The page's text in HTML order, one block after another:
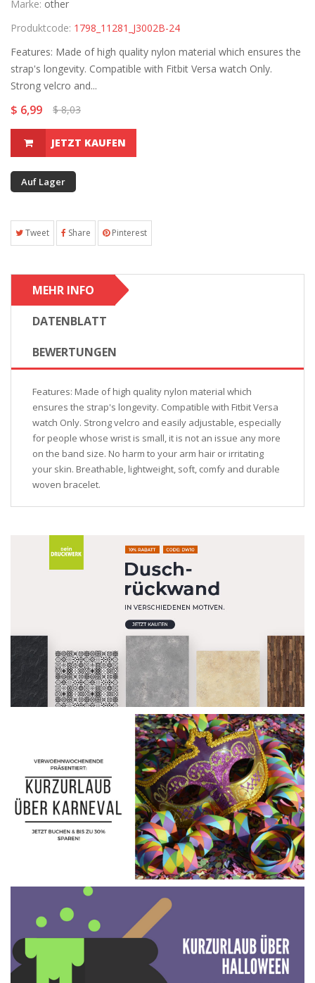
Marke: other
Produktcode: 1798_11281_J3002B-24
Features: Made of high quality nylon material which ensures the
strap's longevity. Compatible with Fitbit Versa watch Only.
Strong velcro and...
$ 6,99 $ 8,03
JETZT KAUFEN
Auf Lager
Tweet Share Pinterest
MEHR INFO
DATENBLATT
BEWERTUNGEN
Features: Made of high quality nylon material which
ensures the strap's longevity. Compatible with Fitbit Versa
watch Only. Strong velcro and easily adjustable, especially
for people whose wrist is small, it is not an issue any more
on the band size. No harm to your arm hair or irritating
your skin. Breathable, lightweight, soft, comfy and durable
woven bracelet.